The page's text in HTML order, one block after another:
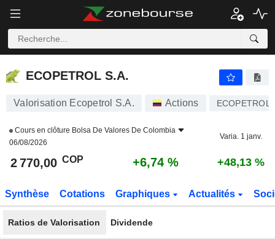
ECOPETROL S.A.
ECOPETROL S.A.
Valorisation Ecopetrol S.A. Actions ECOPETROL
Cours en clôture Bolsa De Valores De Colombia
06/08/2026
Varia. 1 janv.
2 770,00 COP +6,74 % +48,13 %
Synthèse Cotations Graphiques Actualités
Ratios de Valorisation Dividende